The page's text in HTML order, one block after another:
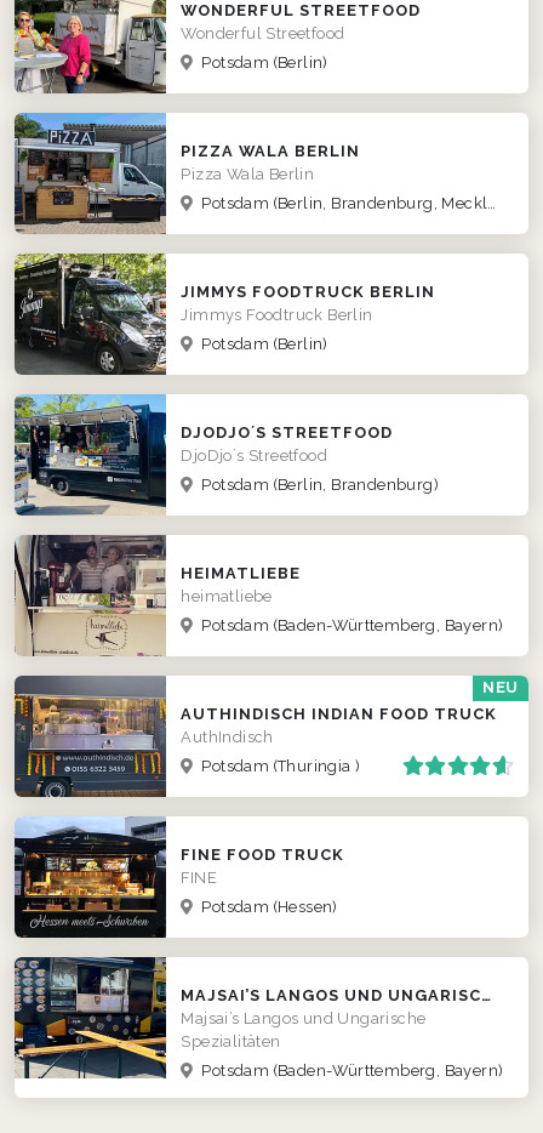
WONDERFUL STREETFOOD
Wonderful Streetfood
Potsdam (Berlin)
PIZZA WALA BERLIN
Pizza Wala Berlin
Potsdam (Berlin, Brandenburg, Mecklenburg-Vorpommern, Niedersachsen, Sachsen-Anhalt)
JIMMYS FOODTRUCK BERLIN
Jimmys Foodtruck Berlin
Potsdam (Berlin)
DJODJO´S STREETFOOD
DjoDjo´s Streetfood
Potsdam (Berlin, Brandenburg)
HEIMATLIEBE
heimatliebe
Potsdam (Baden-Württemberg, Bayern)
NEU
AUTHINDISCH INDIAN FOOD TRUCK
AuthIndisch
Potsdam (Thuringia )
FINE FOOD TRUCK
FINE
Potsdam (Hessen)
MAJSAI’S LANGOS UND UNGARISCHE SPEZIALITÄTEN
Majsai’s Langos und Ungarische
Spezialitäten
Potsdam (Baden-Württemberg, Bayern)